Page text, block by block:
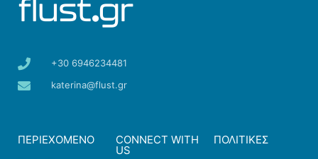
+30 6946234481
katerina@flust.gr
ΠΕΡΙΕΧΟΜΕΝΟ CONNECT WITH
US
ΠΟΛΙΤΙΚΕΣ